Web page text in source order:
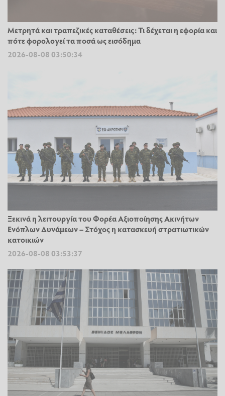
Μετρητά και τραπεζικές καταθέσεις: Τι δέχεται η εφορία και
πότε φορολογεί τα ποσά ως εισόδημα
2026-08-08 03:50:34
Ξεκινά η λειτουργία του Φορέα Αξιοποίησης Ακινήτων
Ενόπλων Δυνάμεων – Στόχος η κατασκευή στρατιωτικών
κατοικιών
2026-08-08 03:53:37